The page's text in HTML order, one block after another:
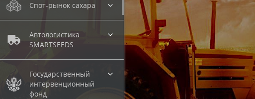
Спот-рынок сахара
Автологистика
SMARTSEEDS
Государственный
интервенционный
фонд